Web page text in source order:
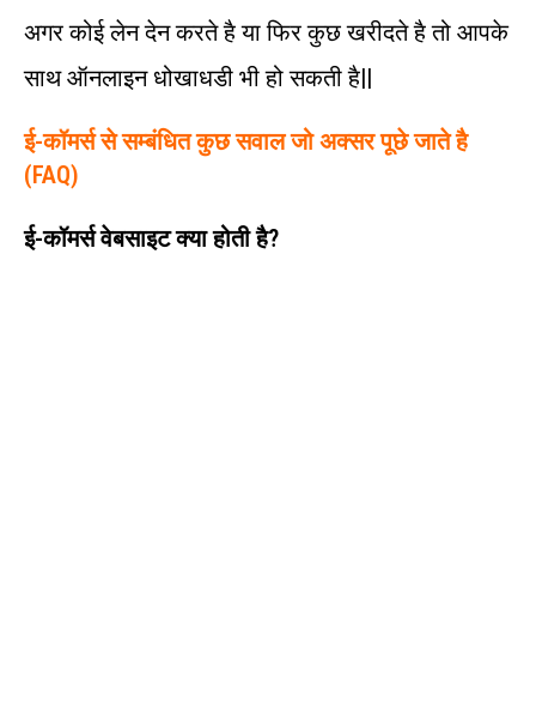
अगर कोई लेन देन करते है या फिर कुछ खरीदते है तो आपके
साथ ऑनलाइन धोखाधडी भी हो सकती है||
ई-कॉमर्स से सम्बंधित कुछ सवाल जो अक्सर पूछे जाते है
(FAQ)
ई-कॉमर्स वेबसाइट क्या होती है?